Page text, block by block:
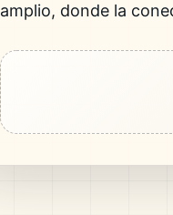
amplio, donde la